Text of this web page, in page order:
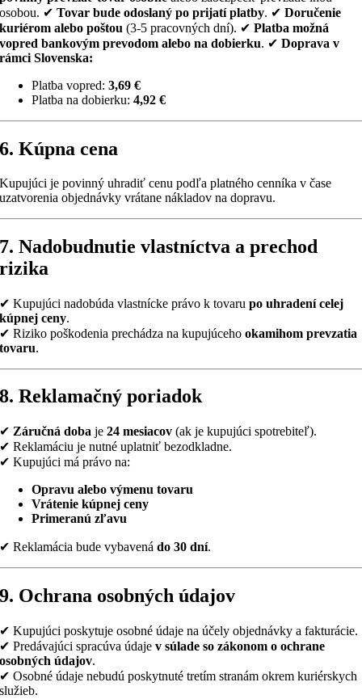
osobou. ✔Tovar bude odoslaný po prijatí platby. ✔Doručenie
kuriérom alebo poštou (3-5 pracovných dní). ✔Platba možná
vopred bankovým prevodom alebo na dobierku. ✔Doprava v
rámci Slovenska:
Platba vopred:3,69 €
Platba na dobierku:4,92 €
6. Kúpna cena
Kupujúci je povinný uhradiť cenu podľa platného cenníka v čase
uzatvorenia objednávky vrátane nákladov na dopravu.
7. Nadobudnutie vlastníctva a prechod
rizika
✔ Kupujúci nadobúda vlastnícke právo k tovarupo uhradení celej
kúpnej ceny.
✔ Riziko poškodenia prechádza na kupujúcehookamihom prevzatia
tovaru.
8. Reklamačný poriadok
✔ Záručná doba je24 mesiacov (ak je kupujúci spotrebiteľ).
✔ Reklamáciu je nutné uplatniť bezodkladne.
✔ Kupujúci má právo na:
Opravu alebo výmenu tovaru
Vrátenie kúpnej ceny
Primeranú zľavu
✔ Reklamácia bude vybavenádo 30 dní.
9. Ochrana osobných údajov
✔ Kupujúci poskytuje osobné údaje na účely objednávky a fakturácie.
✔ Predávajúci spracúva údajev súlade so zákonom o ochrane
osobných údajov.
✔ Osobné údaje nebudú poskytnuté tretím stranám okrem kuriérskych
služieb.